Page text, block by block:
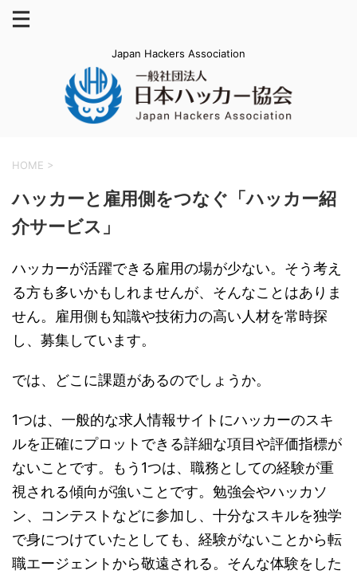
Japan Hackers Association
HOME >
ハッカーと雇用側をつなぐ「ハッカー紹
介サービス」
ハッカーが活躍できる雇用の場が少ない。そう考え
る方も多いかもしれませんが、そんなことはありま
せん。雇用側も知識や技術力の高い人材を常時探
し、募集しています。
では、どこに課題があるのでしょうか。
1つは、一般的な求人情報サイトにハッカーのスキ
ルを正確にプロットできる詳細な項目や評価指標が
ないことです。もう1つは、職務としての経験が重
視される傾向が強いことです。勉強会やハッカソ
ン、コンテストなどに参加し、十分なスキルを独学
で身につけていたとしても、経験がないことから転
職エージェントから敬遠される。そんな体験をした